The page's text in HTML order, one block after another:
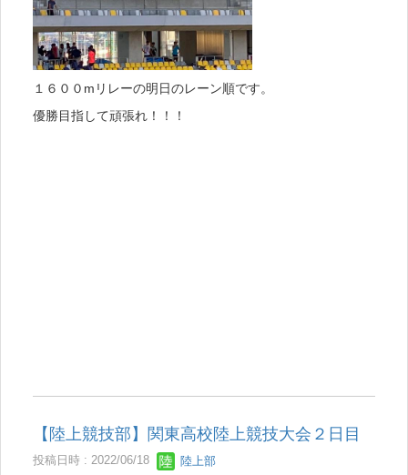
１６００mリレーの明日のレーン順です。
優勝目指して頑張れ！！！
【陸上競技部】関東高校陸上競技大会２日目
投稿日時 : 2022/06/18 陸上部